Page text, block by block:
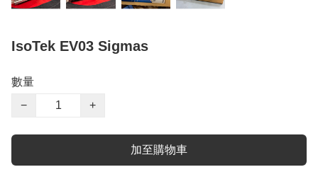
IsoTek EV03 Sigmas
數量
−
+
加至購物車